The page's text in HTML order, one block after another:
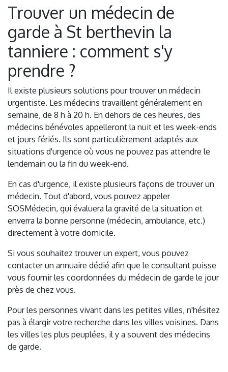
Trouver un médecin de
garde à St berthevin la
tanniere : comment s'y
prendre ?
Il existe plusieurs solutions pour trouver un médecin
urgentiste. Les médecins travaillent généralement en
semaine, de 8 h à 20 h. En dehors de ces heures, des
médecins bénévoles appelleront la nuit et les week-ends
et jours fériés. Ils sont particulièrement adaptés aux
situations d'urgence où vous ne pouvez pas attendre le
lendemain ou la fin du week-end.
En cas d'urgence, il existe plusieurs façons de trouver un
médecin. Tout d'abord, vous pouvez appeler
SOSMédecin, qui évaluera la gravité de la situation et
enverra la bonne personne (médecin, ambulance, etc.)
directement à votre domicile.
Si vous souhaitez trouver un expert, vous pouvez
contacter un annuaire dédié afin que le consultant puisse
vous fournir les coordonnées du médecin de garde le jour
près de chez vous.
Pour les personnes vivant dans les petites villes, n'hésitez
pas à élargir votre recherche dans les villes voisines. Dans
les villes les plus peuplées, il y a souvent des médecins
de garde.